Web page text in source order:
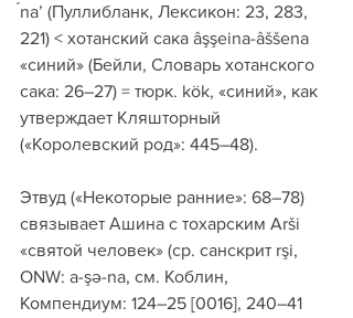
́na’ (Пуллибланк, Лексикон: 23, 283,
221) < хотанский сака âşşeina-âššena
«синий» (Бейли, Словарь хотанского
сака: 26–27) = тюрк. kök, «синий», как
утверждает Кляшторный
(«Королевский род»: 445–48).
Этвуд («Некоторые ранние»: 68–78)
связывает Ашина с тохарским Arši
«святой человек» (ср. санскрит rşi,
ONW: a-şə-na, см. Коблин,
Компендиум: 124–25 [0016], 240–41